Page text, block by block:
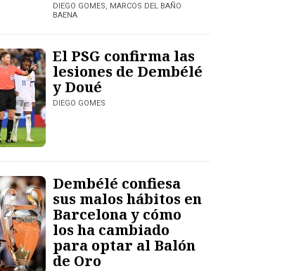
DIEGO GOMES, MARCOS DEL BAÑO
BAENA
El PSG confirma las
lesiones de Dembélé
y Doué
DIEGO GOMES
Dembélé confiesa
sus malos hábitos en
Barcelona y cómo
los ha cambiado
para optar al Balón
de Oro